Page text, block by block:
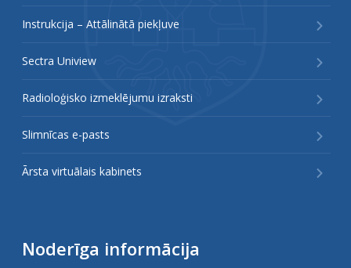
Instrukcija – Attālinātā piekļuve
Sectra Uniview
Radioloģisko izmeklējumu izraksti
Slimnīcas e-pasts
Ārsta virtuālais kabinets
Noderīga informācija